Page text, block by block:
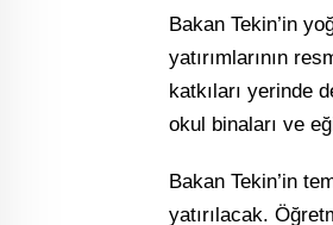
Bakan Tekin’in
yatırımlarının
katkıları yerinde
okul binaları ve
Bakan Tekin’in
yatırılacak.